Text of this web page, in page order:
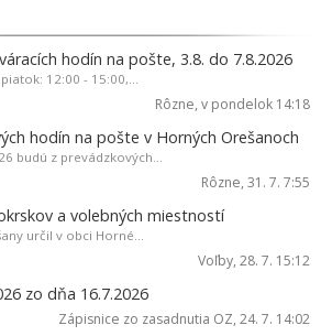
hodín na pošte, 3.8. do 7.8.2026
12:00 - 15:00,...
Rôzne, v pondelok 14:18
hodín na pošte v Horných Orešanoch
budú z prevádzkových...
Rôzne, 31. 7. 7:55
a volebných miestností
určil v obci Horné...
Voľby, 28. 7. 15:12
zo dňa 16.7.2026
Zápisnice zo zasadnutia OZ, 24. 7. 14:02